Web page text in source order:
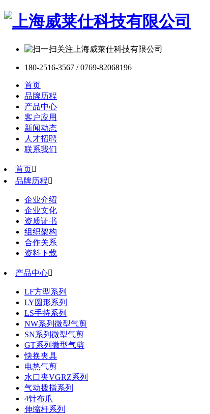
180-2516-3567 / 0769-82068196
首页
品牌历程
产品中心
客户应用
新闻动态
人才招聘
联系我们
首页
品牌历程
企业介绍
企业文化
资质证书
组织架构
合作关系
资料下载
产品中心
LF方型系列
LY圆形系列
LS手持系列
NW系列微型气剪
SN系列微型气剪
GT系列微型气剪
快换夹具
电热气剪
水口夹VGRZ系列
气动拨指系列
4针布爪
伸缩杆系列